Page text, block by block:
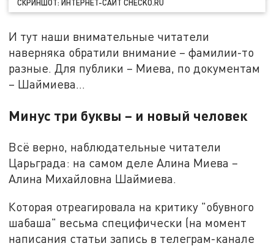
СКРИНШОТ: ИНТЕРНЕТ-САЙТ CHECKO.RU
И тут наши внимательные читатели
наверняка обратили внимание – фамилии-то
разные. Для публики – Миева, по документам
– Шаймиева…
Минус три буквы – и новый человек
Всё верно, наблюдательные читатели
Царьграда: на самом деле Алина Миева –
Алина Михайловна Шаймиева.
Которая отреагировала на критику "обувного
шабаша" весьма специфически (на момент
написания статьи запись в телеграм-канале